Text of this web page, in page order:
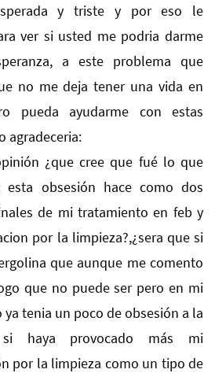
y triste y por eso le
ver si usted me podria darme
a este problema que
no me deja tener una vida en
pueda ayudarme con estas
agradeceria:
¿que cree que fué lo que
esta obsesión hace como dos
de mi tratamiento en feb y
por la limpieza?,¿sera que si
que aunque me comento
que no puede ser pero en mi
ya tenia un poco de obsesión a la
si haya provocado más mi
por la limpieza como un tipo de